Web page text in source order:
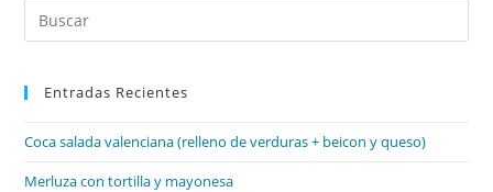
Entradas Recientes
Coca salada valenciana (relleno de verduras + beicon y queso)
Merluza con tortilla y mayonesa